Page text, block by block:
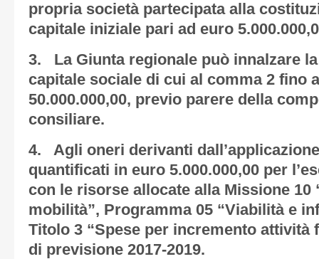
propria società partecipata alla
capitale iniziale pari ad euro
3. La Giunta regionale può innalzare
capitale sociale di cui al comma 2 fino
50.000.000,00, previo parere della
consiliare.
4. Agli oneri derivanti
quantificati in euro 5.000.000,00 per
con le risorse allocate alla Missione 10
mobilità”, Programma 05 “Viabilità e
Titolo 3 “Spese per incremento attività
di previsione 2017-2019.